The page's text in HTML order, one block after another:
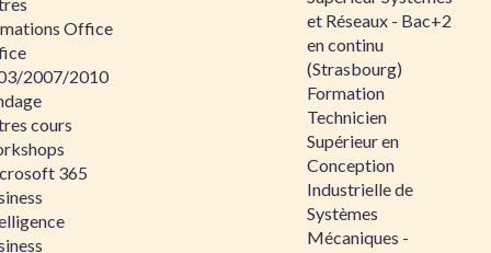
Office
2007/2010
cours
365
et Réseaux - Bac+2
en continu
(Strasbourg)
Formation
Technicien
Supérieur en
Conception
Industrielle de
Systèmes
Mécaniques -